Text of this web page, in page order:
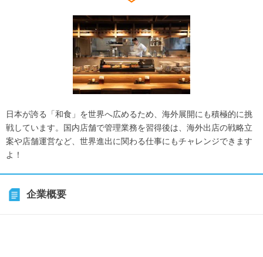
日本が誇る「和食」を世界へ広めるため、海外展開にも積極的に挑
戦しています。国内店舗で管理業務を習得後は、海外出店の戦略立
案や店舗運営など、世界進出に関わる仕事にもチャレンジできます
よ！
企業概要